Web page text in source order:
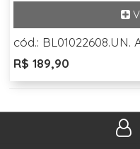
cód.: BL01022608.UN.
R$ 189,90